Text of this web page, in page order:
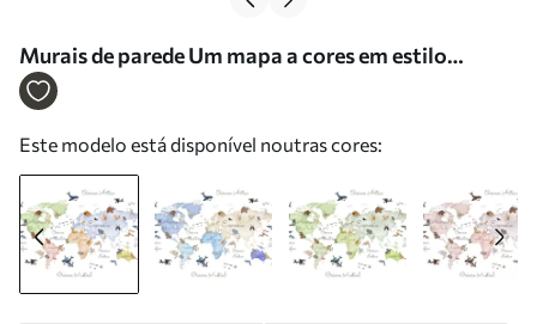
Murais de parede Um mapa a cores em estilo
aquarela com animais. Legendas em espanhol Nr.
Este modelo está disponível noutras cores: